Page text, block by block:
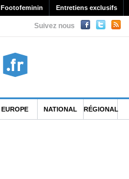
Footofeminin Entretiens exclusifs
Suivez nous
EUROPE NATIONAL RÉGIONAL